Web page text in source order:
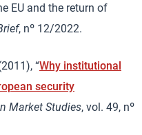
EU and the return of
, nº 12/2022.
“Why institutional
security
Market Studies, vol. 49, nº